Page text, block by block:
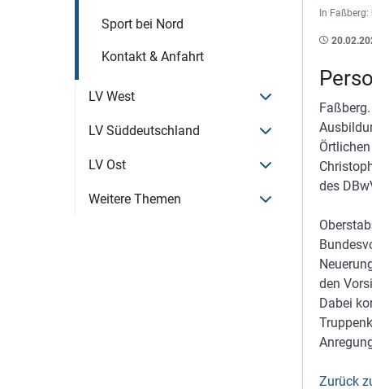
Sport bei Nord
Kontakt & Anfahrt
LV West
LV Süddeutschland Menü öffnen
LV Ost Menü öffnen
Weitere Themen
In
des
den
Dabei
Zurück